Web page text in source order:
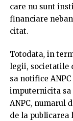
care nu sunt
financiare
citat.
Totodata, in
legii, societatile
sa notifice
imputernicita sa
ANPC, numarul
de la